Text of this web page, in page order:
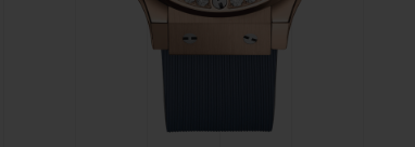
BIG BANG
PEACH CERAMIC